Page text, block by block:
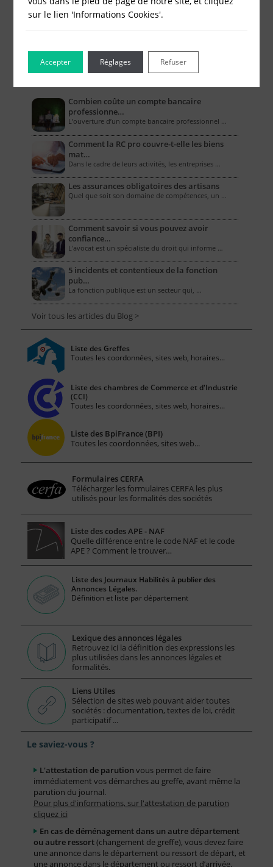
Le Blog pour les Entreprises
Combien coûte un compte bancaire
professionne…
L’ouverture d’un compte bancaire professionnel …
Comment la RC pro couvre-t-elle les biens
mat…
Dans le cadre de leurs activités, les entreprises …
Les assurances obligatoires des artisans
Quel que soit son domaine de compétences, un …
Comment savoir si vous pouvez avoir
confiance…
L'avocat est un spécialiste du droit qui informe …
5 incidents et contentieux de la fonction
pub…
La fonction publique est un secteur qui, …
Voir tous les articles du Blog >
Liste des Greffes
Toutes les coordonnées, sites web, horaires...
Liste des chambres de Commerce et d'Industrie
(CCI)
Toutes les coordonnées, sites web, horaires...
Liste des BpiFrance (BPI)
Toutes les coordonnées, sites web...
Formulaires CERFA
Télécharger les formulaires CERFA les plus
utilisés pour les formalités des sociétés
Liste des codes APE - NAF
Quelle différence entre le code NAF et le code
APE ? Comment le trouver…
Liste des Journaux Habilités à publier des
Annonces Légales.
Définition et liste par département
Lexique des annonces légales
Retrouvez ici la définition des expressions les
plus utilisées dans les annonces légales et
formalités.
Liens Utiles
Sélection de sites web pouvant aider toutes
sociétés : documentation, textes de loi, crédit
participatif ...
Le saviez-vous ?
L'attestation de parution vous permet de faire
immédiatement vos démarches au greffe, avant même la
parution du journal.
Pour plus d'informations, sur l'attestation de parution
cliquez ici
En cas de déménagement dans un autre département
ou autre ressort(changement de greffe), vous devez faire
une annonce dans le département ou ressort de départ, et
une annonce dans le département ou ressort d’arrivée.
sur le lien 'Informations Cookies'.
Accepter Refuser
Réglages